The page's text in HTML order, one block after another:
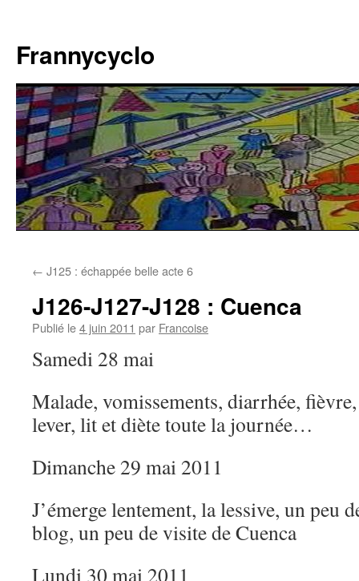
contenu
Frannycyclo
← J125 : échappée belle acte 6
J126-J127-J128 : Cuenca
Publié le4 juin 2011 par Francoise
Samedi 28 mai
Malade, vomissements, diarrhée,
lever, lit et diète toute la journée…
Dimanche 29 mai 2011
J’émerge lentement, la lessive, un peu
blog, un peu de visite de Cuenca
Lundi 30 mai 2011